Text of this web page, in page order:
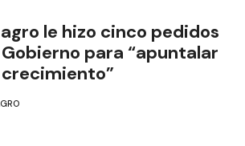
agro le hizo cinco pedidos
para “apuntalar
crecimiento”